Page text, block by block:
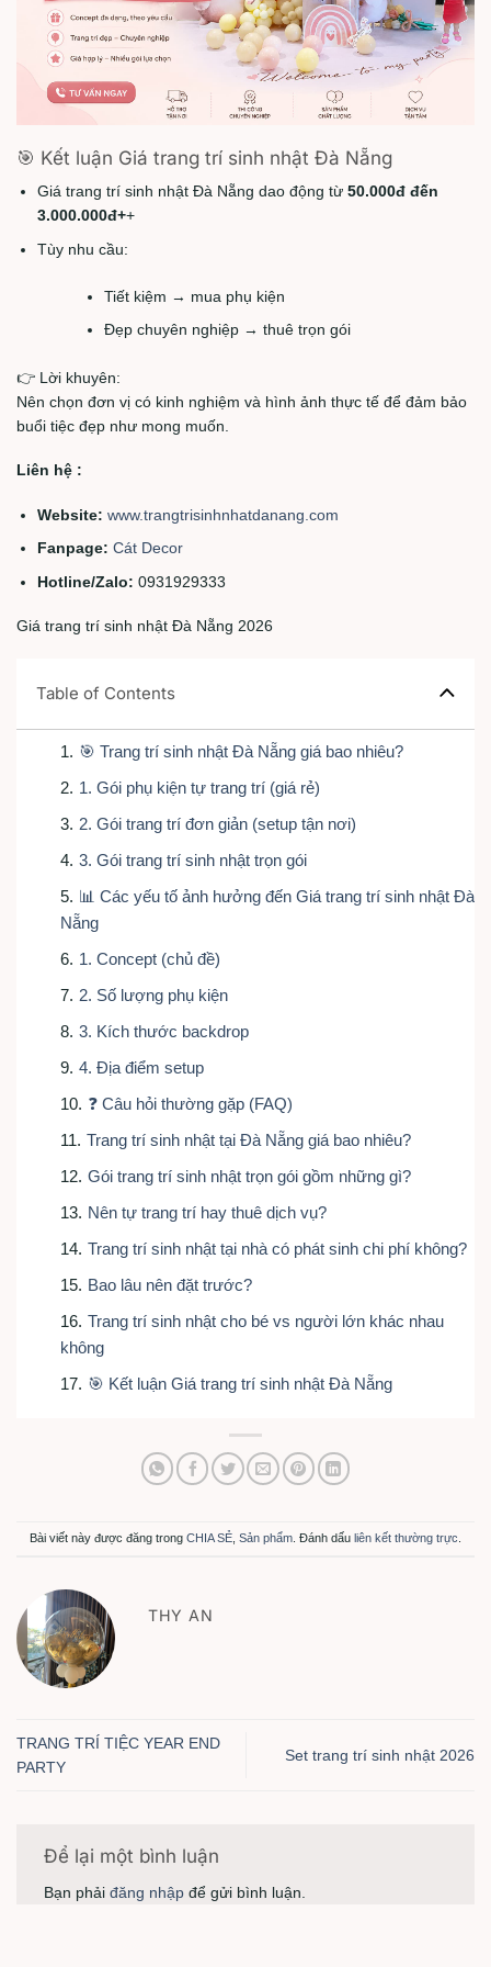
🎯 Kết luận Giá trang trí sinh nhật Đà Nẵng
Giá trang trí sinh nhật Đà Nẵng dao động từ 50.000đ đến
3.000.000đ++
Tùy nhu cầu:
Tiết kiệm → mua phụ kiện
Đẹp chuyên nghiệp → thuê trọn gói
👉 Lời khuyên:
Nên chọn đơn vị có kinh nghiệm và hình ảnh thực tế để đảm bảo
buổi tiệc đẹp như mong muốn.
Liên hệ :
Website: www.trangtrisinhnhatdanang.com
Fanpage: Cát Decor
Hotline/Zalo: 0931929333
Giá trang trí sinh nhật Đà Nẵng 2026
Table of Contents
1. 🎯 Trang trí sinh nhật Đà Nẵng giá bao nhiêu?
2. 1. Gói phụ kiện tự trang trí (giá rẻ)
3. 2. Gói trang trí đơn giản (setup tận nơi)
4. 3. Gói trang trí sinh nhật trọn gói
5. 📊 Các yếu tố ảnh hưởng đến Giá trang trí sinh nhật Đà
Nẵng
6. 1. Concept (chủ đề)
7. 2. Số lượng phụ kiện
8. 3. Kích thước backdrop
9. 4. Địa điểm setup
10. ❓ Câu hỏi thường gặp (FAQ)
11. Trang trí sinh nhật tại Đà Nẵng giá bao nhiêu?
12. Gói trang trí sinh nhật trọn gói gồm những gì?
13. Nên tự trang trí hay thuê dịch vụ?
14. Trang trí sinh nhật tại nhà có phát sinh chi phí không?
15. Bao lâu nên đặt trước?
16. Trang trí sinh nhật cho bé vs người lớn khác nhau
không
17. 🎯 Kết luận Giá trang trí sinh nhật Đà Nẵng
Bài viết này được đăng trong CHIA SẺ, Sản phẩm. Đánh dấu liên kết thường trực.
THY AN
TRANG TRÍ TIỆC YEAR END
PARTY
Set trang trí sinh nhật 2026
Để lại một bình luận
Bạn phải đăng nhập để gửi bình luận.